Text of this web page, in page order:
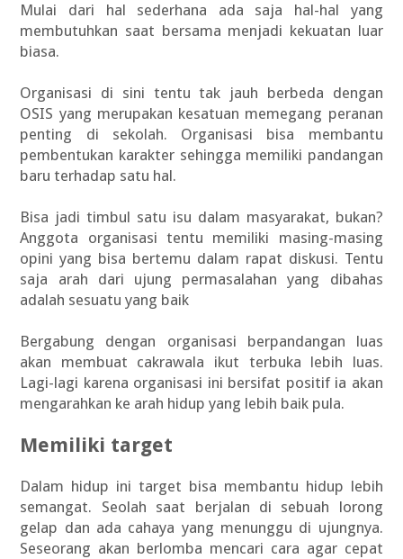
Mulai dari hal sederhana ada saja hal-hal yang
membutuhkan saat bersama menjadi kekuatan luar
biasa.
Organisasi di sini tentu tak jauh berbeda dengan
OSIS yang merupakan kesatuan memegang peranan
penting di sekolah. Organisasi bisa membantu
pembentukan karakter sehingga memiliki pandangan
baru terhadap satu hal.
Bisa jadi timbul satu isu dalam masyarakat, bukan?
Anggota organisasi tentu memiliki masing-masing
opini yang bisa bertemu dalam rapat diskusi. Tentu
saja arah dari ujung permasalahan yang dibahas
adalah sesuatu yang baik
Bergabung dengan organisasi berpandangan luas
akan membuat cakrawala ikut terbuka lebih luas.
Lagi-lagi karena organisasi ini bersifat positif ia akan
mengarahkan ke arah hidup yang lebih baik pula.
Memiliki target
Dalam hidup ini target bisa membantu hidup lebih
semangat. Seolah saat berjalan di sebuah lorong
gelap dan ada cahaya yang menunggu di ujungnya.
Seseorang akan berlomba mencari cara agar cepat